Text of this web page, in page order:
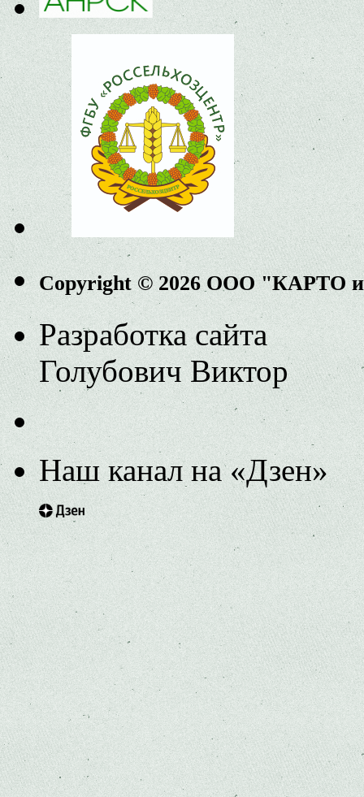
Copyright © 2026 ООО "КАРТО
Разработка сайта
Голубович Виктор
Наш канал на «Дзен»